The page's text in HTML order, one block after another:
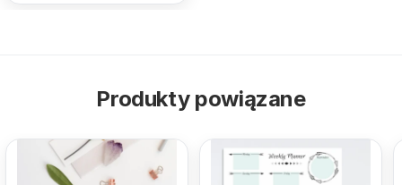
Produkty powiązane